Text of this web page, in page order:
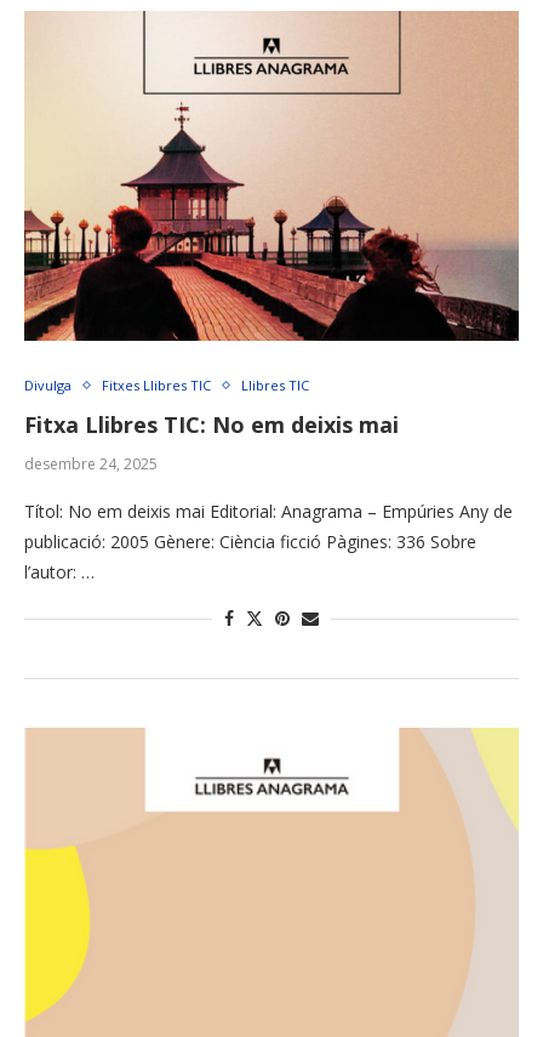
Divulga Fitxes Llibres TIC Llibres TIC
Fitxa Llibres TIC: No em deixis mai
desembre 24, 2025
Títol: No em deixis mai Editorial: Anagrama – Empúries Any de
publicació: 2005 Gènere: Ciència ficció Pàgines: 336 Sobre
l’autor: …